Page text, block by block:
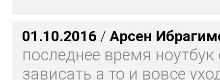
01.10.2016 / Арсен
последнее время ноутбук
зависать а то и вовсе